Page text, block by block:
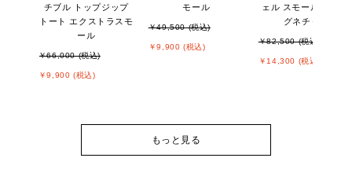
チブル トップジップ
トート エクストラスモ
ール
￥66,000 (税込)
￥9,900 (税込)
モール
￥49,500 (税込)
￥9,900 (税込)
ェル スモール - MKシ
グネチャー
￥82,500 (税込)
￥14,300 (税込)
もっと見る